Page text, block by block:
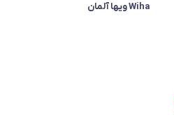
Wiha ویها آلمان